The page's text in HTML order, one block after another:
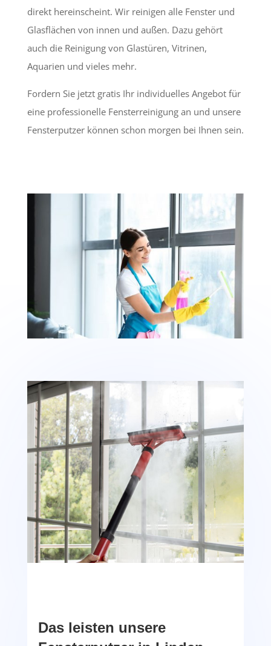
direkt hereinscheint. Wir reinigen alle Fenster und
Glasflächen von innen und außen. Dazu gehört
auch die Reinigung von Glastüren, Vitrinen,
Aquarien und vieles mehr.
Fordern Sie jetzt gratis Ihr individuelles Angebot für
eine professionelle Fensterreinigung an und unsere
Fensterputzer können schon morgen bei Ihnen sein.
Das leisten unsere